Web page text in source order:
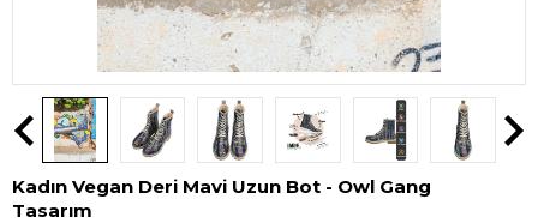
Kadın Vegan Deri Mavi Uzun Bot - Owl Gang
Tasarım